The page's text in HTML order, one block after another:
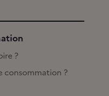
?
consommation ?